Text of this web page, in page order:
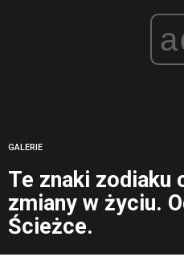
GALERIE
Te znaki zodiaku
zmiany w życiu.
Ścieżce.